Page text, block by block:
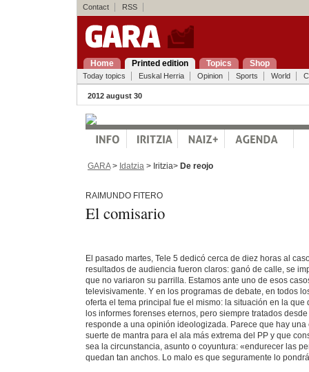
Contact RSS
Home Printed edition Topics Shop
Today topics Euskal Herria Opinion Sports World
2012 august 30
GARA> Idatzia > Iritzia> De reojo
RAIMUNDO FITERO
El comisario
El pasado martes, Tele 5 dedicó cerca de diez horas al
resultados de audiencia fueron claros: ganó de calle, se
que no variaron su parrilla. Estamos ante uno de esos
televisivamente. Y en los programas de debate, en todos
oferta el tema principal fue el mismo: la situación en la
los informes forenses eternos, pero siempre tratados
responde a una opinión ideologizada. Parece que hay
suerte de mantra para el ala más extrema del PP y que
sea la circunstancia, asunto o coyuntura: «endurecer las
quedan tan anchos. Lo malo es que seguramente lo